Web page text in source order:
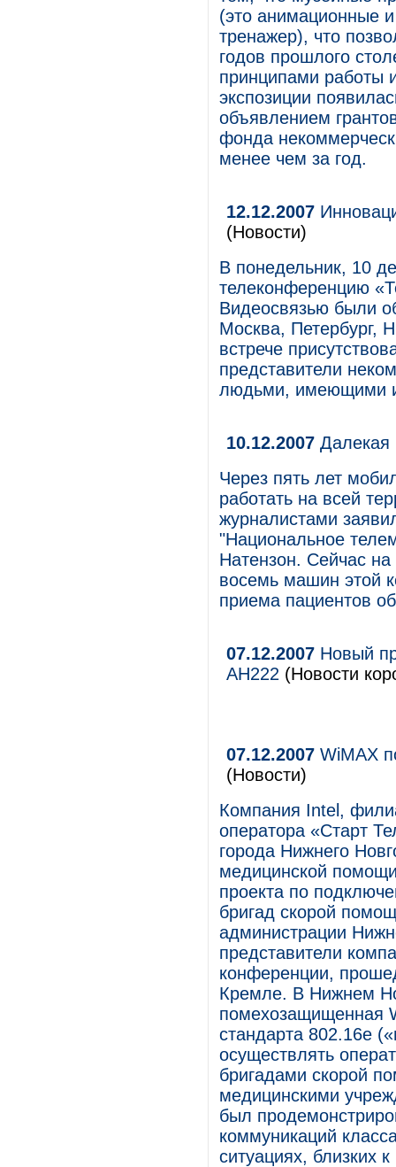
(это анимационные
тренажер), что
годов прошлого
принципами работы
экспозиции
объявлением
фонда
менее чем за год.
12.12.2007
(Новости)
В понедельник, 10
телеконференцию
Видеосвязью были
Москва, Петербург,
встрече
представители
людьми, имеющими
10.12.2007 Далекая
Через пять лет
работать на всей
журналистами
"Национальное
Натензон. Сейчас
восемь машин этой
приема пациентов
07.12.2007 Новый
AH222 (Новости
07.12.2007 WiMAX
(Новости)
Компания Intel,
оператора «Старт
города Нижнего
медицинской
проекта по
бригад скорой
администрации
представители
конференции,
Кремле. В Нижнем
помехозащищенная
стандарта 802.16е
осуществлять
бригадами скорой
медицинскими
был
коммуникаций
ситуациях, близких